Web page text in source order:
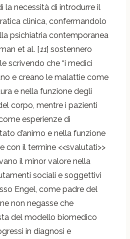
la necessità di introdurre il
clinica, confermandolo
psichiatria contemporanea
et al. [11] sostennero
scrivendo che “i medici
e creano le malattie come
e nella funzione degli
corpo, mentre i pazienti
esperienze di
d’animo e nella funzione
con il termine <<svalutati>>
il minor valore nella
sociali e soggettivi
Engel, come padre del
non negasse che
del modello biomedico
in diagnosi e